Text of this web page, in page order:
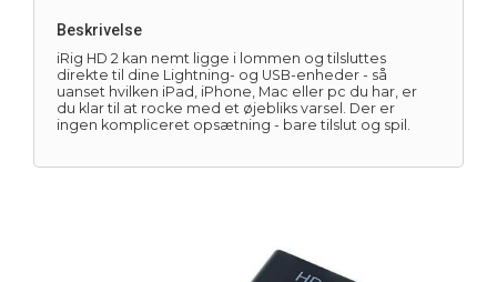
Beskrivelse
iRig HD 2 kan nemt ligge i lommen og tilsluttes
direkte til dine Lightning- og USB-enheder - så
uanset hvilken iPad, iPhone, Mac eller pc du har, er
du klar til at rocke med et øjebliks varsel. Der er
ingen kompliceret opsætning - bare tilslut og spil.